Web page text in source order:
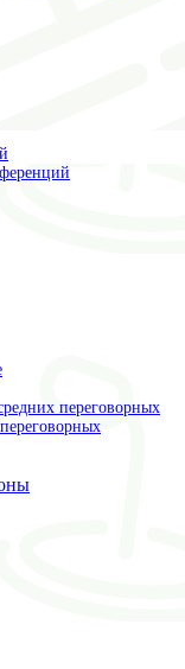
переговорных